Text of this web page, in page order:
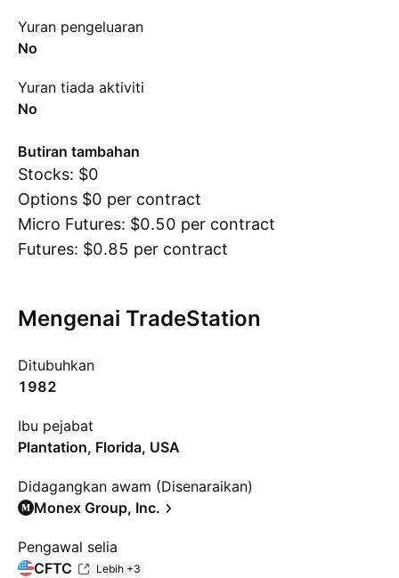
Yuran pengeluaran
No
Yuran tiada aktiviti
No
Butiran tambahan
Stocks: $0
Options $0 per contract
Micro Futures: $0.50 per contract
Futures: $0.85 per contract
Mengenai TradeStation
Ditubuhkan
1982
Ibu pejabat
Plantation, Florida, USA
Didagangkan awam (Disenaraikan)
Monex Group, Inc.
Pengawal selia
CFTC
Lebih +3